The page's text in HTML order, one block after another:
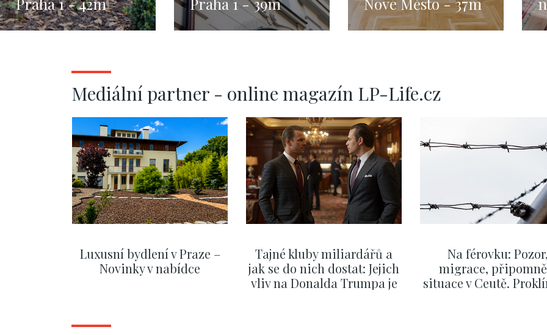
Mediální partner - online magazín LP-Life.cz
Luxusní bydlení v Praze –
Novinky v nabídce
Tajné kluby miliardářů a
jak se do nich dostat: Jejich
vliv na Donalda Trumpa je
Na férovku: Pozor,
migrace,
situace v Ceutě.